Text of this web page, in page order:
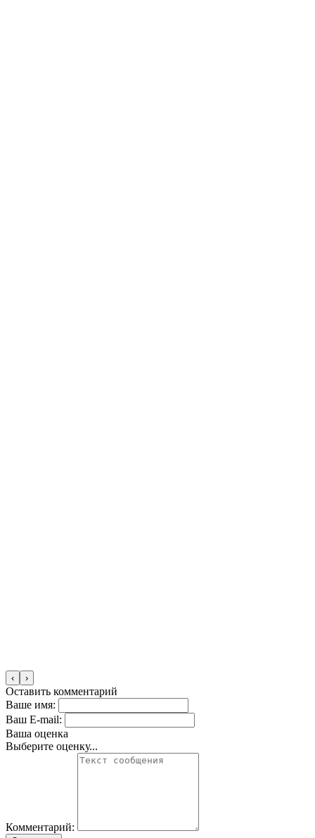
‹ ›
Оставить комментарий
Ваше имя:
Ваш E-mail:
Ваша оценка
Выберите оценку...
Комментарий: